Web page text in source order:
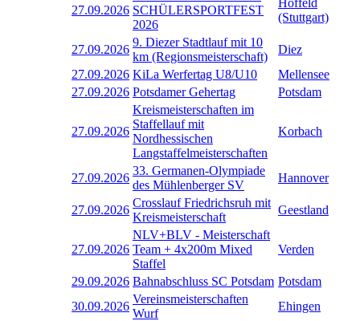
27.09.2026 SCHÜLERSPORTFEST
2026
(Stuttgart)
27.09.2026
9. Diezer Stadtlauf mit 10
km (Regionsmeisterschaft)
Diez
27.09.2026 KiLa Werfertag U8/U10
Mellensee
27.09.2026 Potsdamer Gehertag Potsdam
27.09.2026
Kreismeisterschaften im
Staffellauf mit
Nordhessischen
Langstaffelmeisterschaften
Korbach
27.09.2026
33. Germanen-Olympiade
des Mühlenberger SV
Hannover
27.09.2026
Crosslauf Friedrichsruh mit
Kreismeisterschaft
Geestland
27.09.2026
NLV+BLV - Meisterschaft
Team + 4x200m Mixed
Staffel
Verden
29.09.2026 Bahnabschluss SC Potsdam Potsdam
30.09.2026
Vereinsmeisterschaften
Wurf
Ehingen